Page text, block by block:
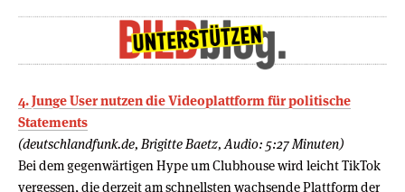
4. Junge User nutzen die Videoplattform für politische
Statements
(deutschlandfunk.de, Brigitte Baetz, Audio: 5:27 Minuten)
Bei dem gegenwärtigen Hype um Clubhouse wird leicht TikTok
vergessen, die derzeit am schnellsten wachsende Plattform der